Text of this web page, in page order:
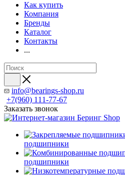
Как купить
Компания
Бренды
Каталог
Контакты
...
info@bearings-shop.ru
+7(960) 111-77-67
Заказать звонок
подшипники
подшипники